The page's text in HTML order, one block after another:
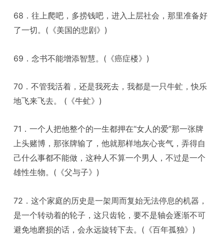
68．往上爬吧，多捞钱吧，进入上层社会，那里准备好
了一切。(《美国的悲剧》)
69．念书不能增添智慧。(《癌症楼》)
70．不管我活着，还是我死去，我都是一只牛虻，快乐
地飞来飞去。 (《牛虻》)
71．一个人把他整个的一生都押在“女人的爱”那一张牌
上头赌博，那张牌输了，他就那样地灰心丧气，弄得自
己什么事都不能做，这种人不算一个男人，不过是一个
雄性生物。(《父与子》)
72．这个家庭的历史是一架周而复始无法停息的机器，
是一个转动着的轮子，这只齿轮，要不是轴会逐渐不可
避免地磨损的话，会永远旋转下去。(《百年孤独》)